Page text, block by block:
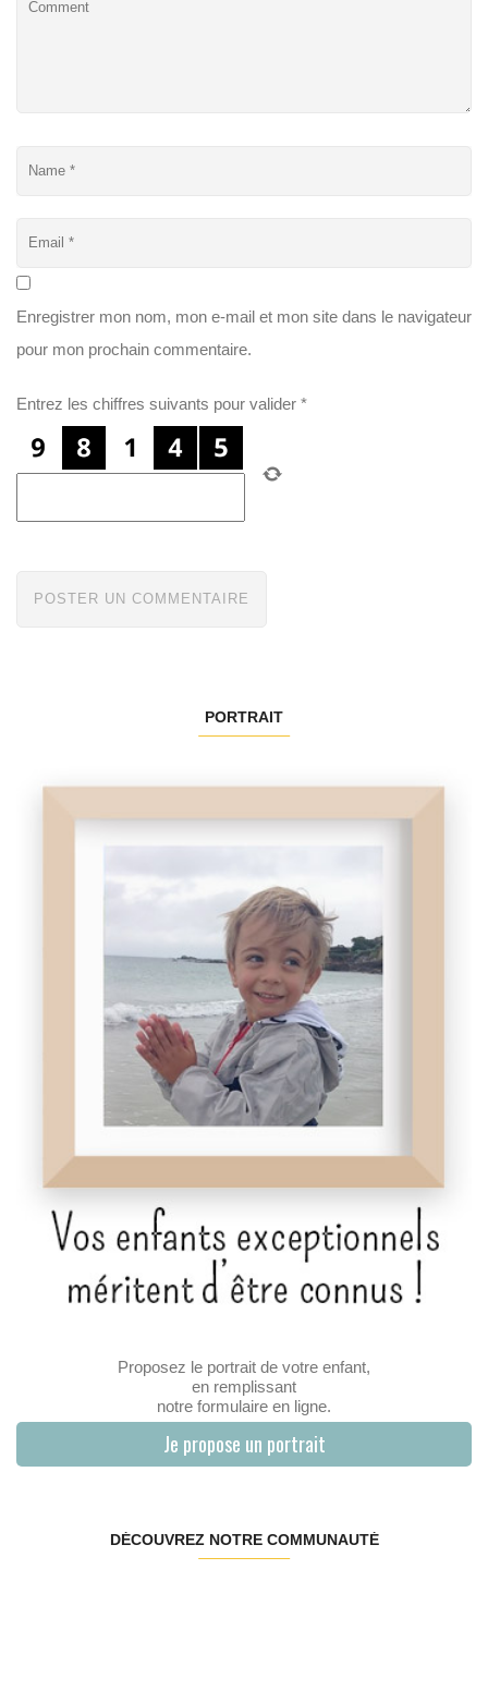
Enregistrer mon nom, mon e-mail et mon site dans le navigateur
pour mon prochain commentaire.
Entrez les chiffres suivants pour valider *
PORTRAIT
Proposez le portrait de votre enfant,
en remplissant
notre formulaire en ligne.
Je propose un portrait
DÉCOUVREZ NOTRE COMMUNAUTÉ